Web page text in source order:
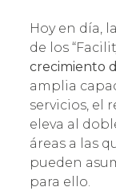
Hoy en día,
de los
crecimiento
amplia
servicios, el
eleva al
áreas a las
pueden
para ello.